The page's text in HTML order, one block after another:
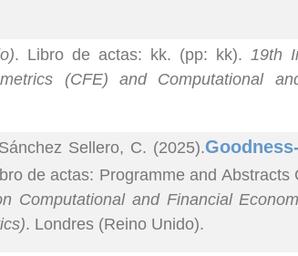
. Libro de actas: kk. (pp: kk). 19th
(CFE) and Computational
Sellero, C. (2025).
de actas: Programme and Abstracts
Computational and Financial
. Londres (Reino Unido).